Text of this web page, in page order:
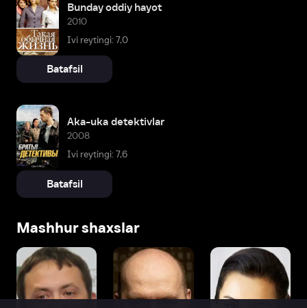
Bunday oddiy hayot
2010
Ivi reytingi: 7,0
Batafsil
Aka-uka detektivlar
2008
Ivi reytingi: 7,6
Batafsil
Mashhur shaxslar